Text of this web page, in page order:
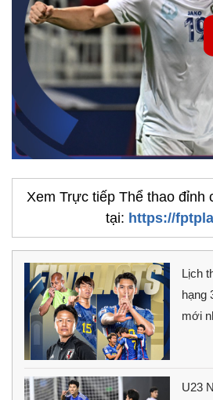
Xem Trực tiếp Thể thao đỉnh
tại: https://
Lịch
hạng
mới
U23